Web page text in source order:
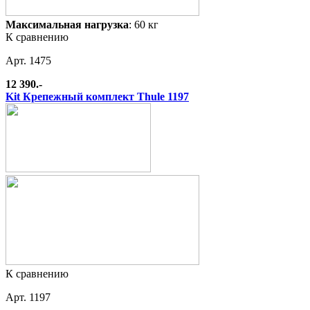
Максимальная нагрузка: 60 кг
К сравнению
Арт. 1475
12 390.-
Kit Крепежный комплект Thule 1197
К сравнению
Арт. 1197